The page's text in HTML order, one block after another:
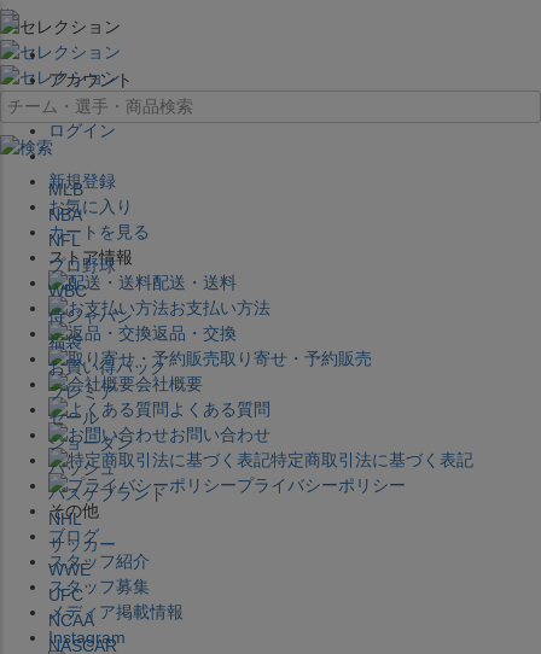
×
アカウント
ログイン
新規登録
お気に入り
カートを見る
ストア情報
配送・送料
お支払い方法
返品・交換
取り寄せ・予約販売
会社概要
よくある質問
お問い合わせ
特定商取引法に基づく表記
プライバシーポリシー
その他
ブログ
スタッフ紹介
スタッフ募集
メディア掲載情報
Instagram
MLB
NBA
NFL
プロ野球
WBC
侍ジャパン
福袋
お買い得パック
プレミア
セール
ジョーダン
バッシュ
バスケブランド
NHL
サッカー
WWE
UFC
NCAA
NASCAR